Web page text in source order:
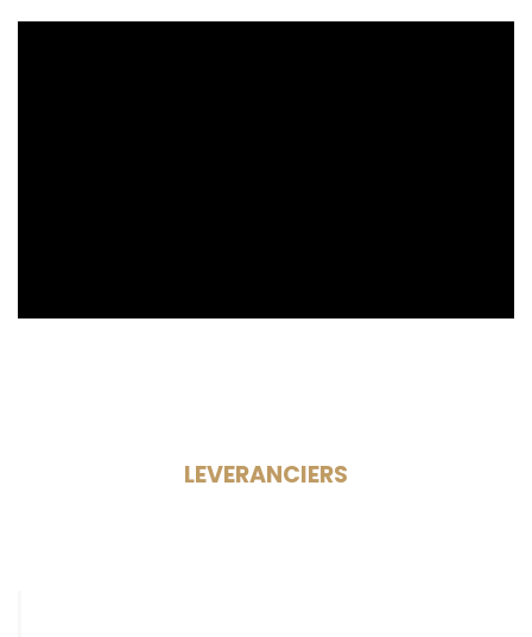
LEVERANCIERS